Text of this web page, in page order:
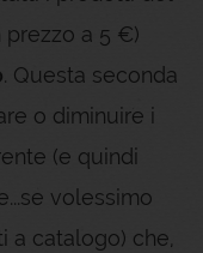
a 5 €)
. Questa seconda
o diminuire i
(e quindi
volessimo
a catalogo) che,